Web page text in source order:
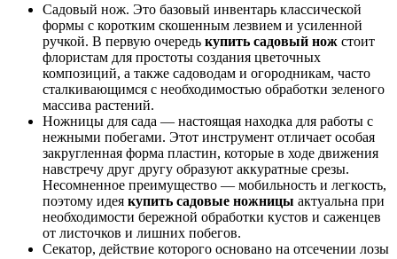
Садовый нож. Это базовый инвентарь классической
формы с коротким скошенным лезвием и усиленной
ручкой. В первую очередь купить садовый нож стоит
флористам для простоты создания цветочных
композиций, а также садоводам и огородникам, часто
сталкивающимся с необходимостью обработки зеленого
массива растений.
Ножницы для сада — настоящая находка для работы с
нежными побегами. Этот инструмент отличает особая
закругленная форма пластин, которые в ходе движения
навстречу друг другу образуют аккуратные срезы.
Несомненное преимущество — мобильность и легкость,
поэтому идея купить садовые ножницы актуальна при
необходимости бережной обработки кустов и саженцев
от листочков и лишних побегов.
Секатор, действие которого основано на отсечении лозы